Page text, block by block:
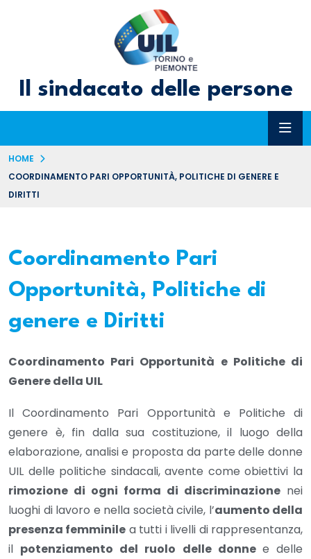
Il sindacato delle persone
HOME
COORDINAMENTO PARI OPPORTUNITÀ, POLITICHE DI GENERE E
DIRITTI
Coordinamento Pari
Opportunità, Politiche di
genere e Diritti
Coordinamento Pari Opportunità e Politiche di
Genere della UIL
Il Coordinamento Pari Opportunità e Politiche di
genere è, fin dalla sua costituzione, il luogo della
elaborazione, analisi e proposta da parte delle donne
UIL delle politiche sindacali, avente come obiettivi la
rimozione di ogni forma di discriminazione nei
luoghi di lavoro e nella società civile, l’aumento della
presenza femminile a tutti i livelli di rappresentanza,
il potenziamento del ruolo delle donne e delle